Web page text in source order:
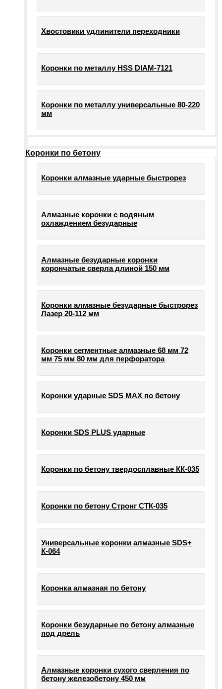
Хвостовики удлинители переходники
Коронки по металлу HSS DIAM-7121
Коронки по металлу универсальные 80-220
мм
Коронки по бетону
Коронки алмазные ударные быстрорез
Алмазные коронки с водяным
охлаждением безударные
Алмазные безударные коронки
корончатые сверла длиной 150 мм
Коронки алмазные безударные быстрорез
Лазер 20-112 мм
Коронки сегментные алмазные 68 мм 72
мм 75 мм 80 мм для перфоратора
Коронки ударные SDS MAX по бетону
Коронки SDS PLUS ударные
Коронки по бетону твердосплавные КК-035
Коронки по бетону Стронг СТК-035
Универсальные коронки алмазные SDS+
К-064
Коронка алмазная по бетону
Коронки безударные по бетону алмазные
под дрель
Алмазные коронки сухого сверления по
бетону железобетону 450 мм